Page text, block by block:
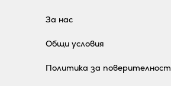
За нас
Общи условия
Политика за поверителност